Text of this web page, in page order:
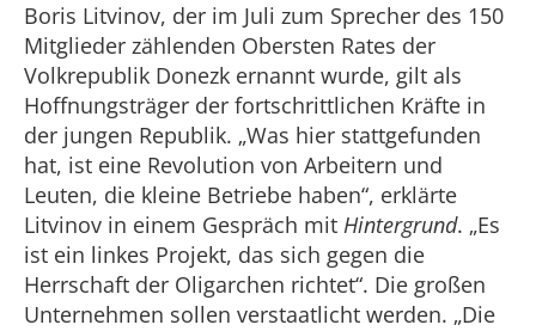
Boris Litvinov, der im Juli zum Sprecher des 150
Mitglieder zählenden Obersten Rates der
Volkrepublik Donezk ernannt wurde, gilt als
Hoffnungsträger der fortschrittlichen Kräfte in
der jungen Republik. „Was hier stattgefunden
hat, ist eine Revolution von Arbeitern und
Leuten, die kleine Betriebe haben“, erklärte
Litvinov in einem Gespräch mit Hintergrund. „Es
ist ein linkes Projekt, das sich gegen die
Herrschaft der Oligarchen richtet“. Die großen
Unternehmen sollen verstaatlicht werden. „Die